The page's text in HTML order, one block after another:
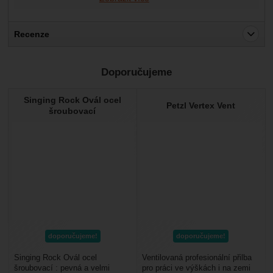
Recenze
Nebyla přidána žádná recenze.
Doporučujeme
Singing Rock Ovál ocel
šroubovací
doporučujeme!
Singing Rock Ovál ocel
šroubovací : pevná a velmi
Petzl Vertex Vent
doporučujeme!
Ventilovaná profesionální přilba
pro práci ve výškách i na zemi